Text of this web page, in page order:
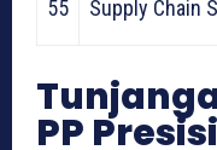
55 Supply Chain
PP